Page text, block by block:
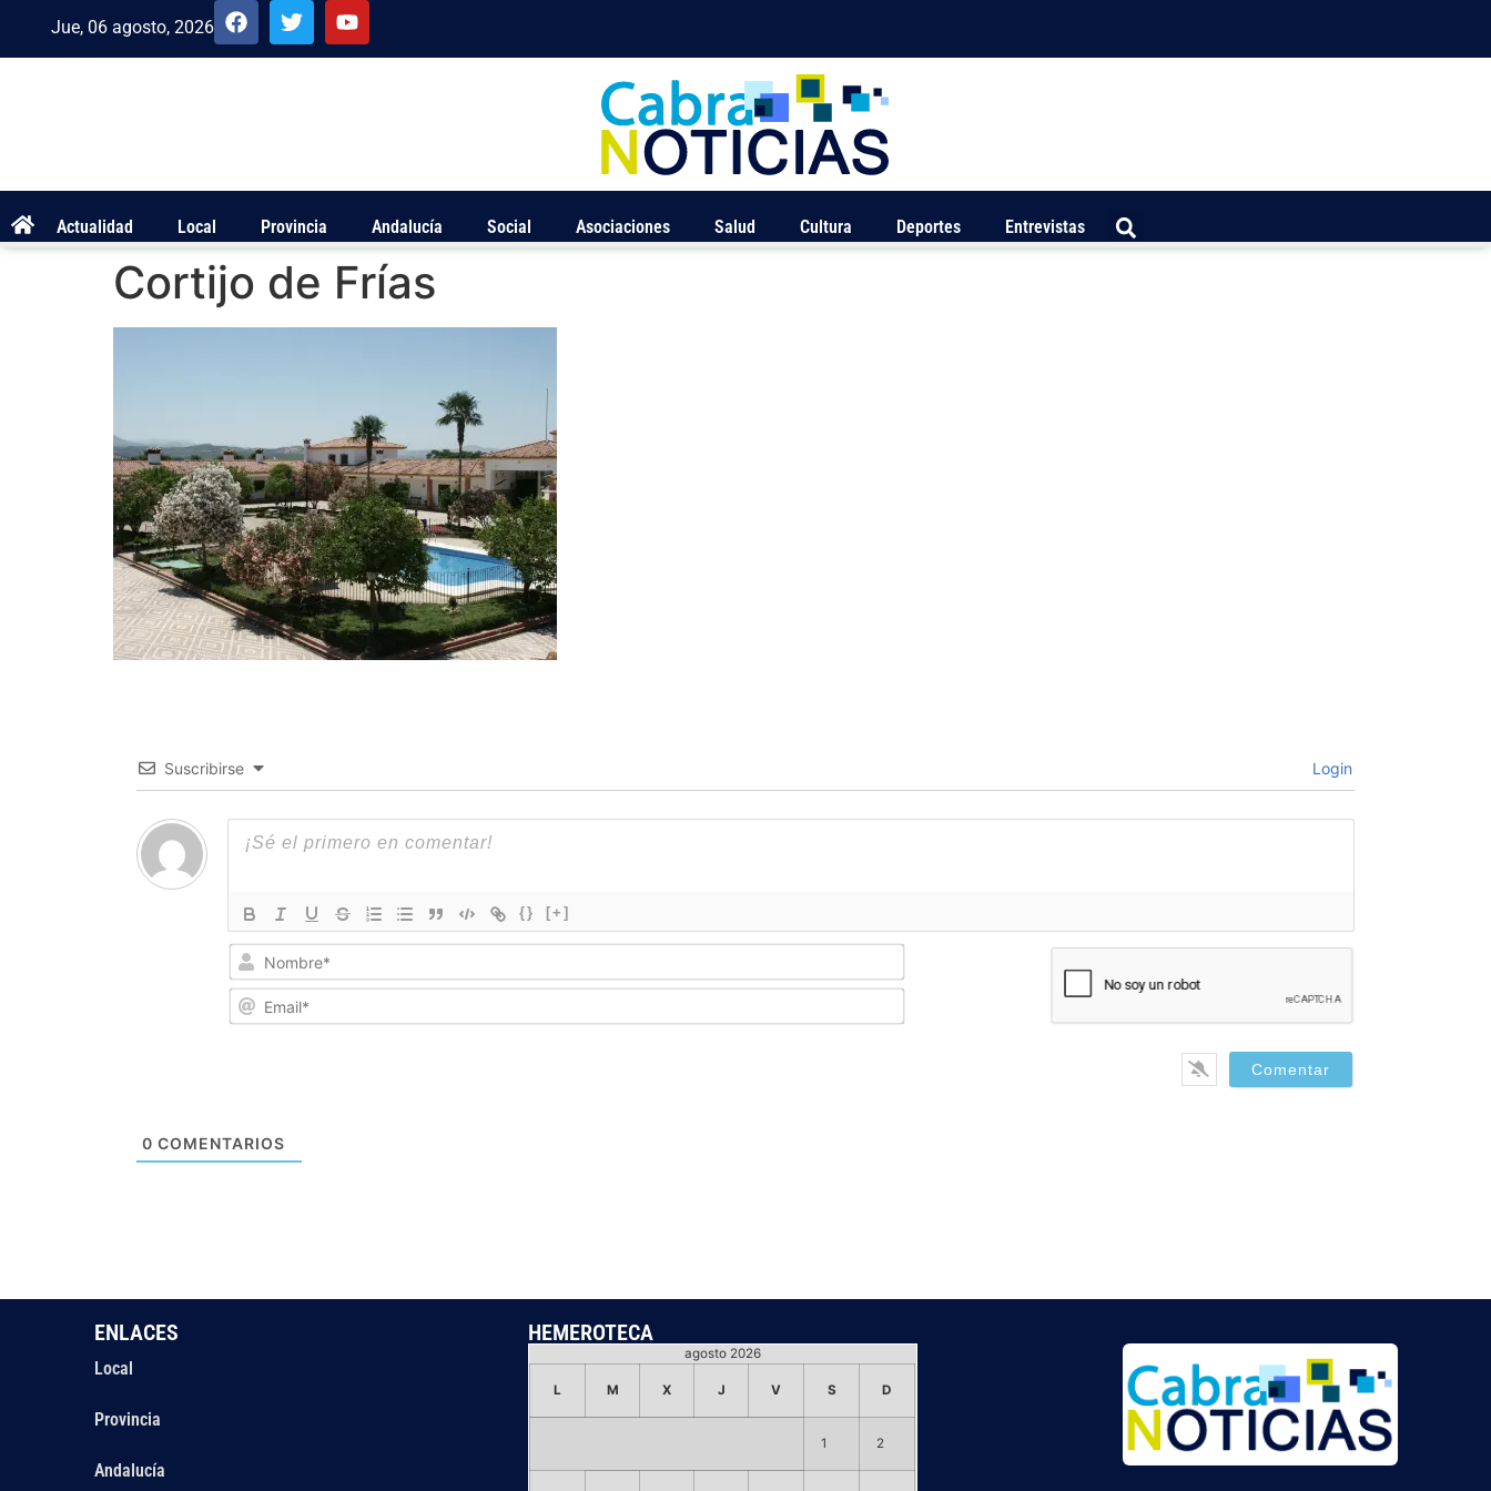
Jue, 06 agosto, 2026
Actualidad Local Provincia Andalucía Social Asociaciones Salud Cultura Deportes Entrevistas
Cortijo de Frías
Suscribirse Login
{} [+]
0 COMENTARIOS
ENLACES
Local
Provincia
Andalucía
HEMEROTECA
agosto 2026
L M X J V S D
1 2